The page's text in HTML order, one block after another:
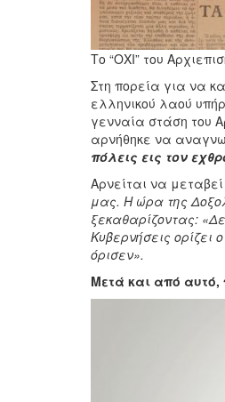
Το “ΟΧΙ” του
Στη πορεία για να
ελληνικού λαού
γενναία στάση του
αρνήθηκε να
πόλεις εις τον
Αρνείται να
μας. Η ώρα της
ξεκαθαρίζοντας:
Κυβερνήσεις
όρισεν».
Μετά και από αυτό,